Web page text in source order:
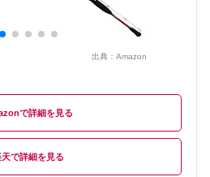
出典： Amazon
天